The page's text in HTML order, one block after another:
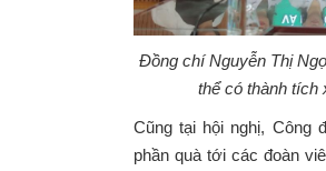
Đồng chí Nguyễn Thị
thể có thành tích
Cũng tại hội nghị, Công
phần quà tới các đoàn